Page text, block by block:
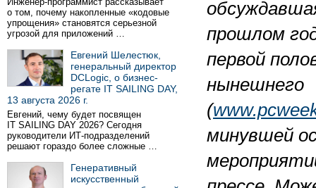
о том, почему накопленные «кодовые
упрощения» становятся серьезной
угрозой для приложений …
Евгений Шелестюк,
генеральный директор
DCLogic, о бизнес-
регате IT SAILING DAY,
13 августа 2026 г.
Евгений, чему будет посвящен
IT SAILING DAY 2026? Сегодня
руководители ИТ-подразделений
решают гораздо более сложные …
Генеративный
искусственный
прошлом
первой
нынешнего
(
минувшей